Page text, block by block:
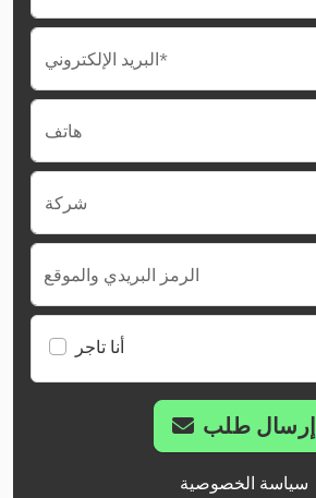
البريد الإلكتروني*
هاتف
شركة
الرمز البريدي والموقع
أنا تاجر
إرسال طلب
سياسة الخصوصية